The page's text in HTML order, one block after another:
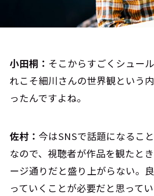
小田桐： そこからすごくシュー
れこそ細川さんの世界観という
ったんですよね。
佐村：今はSNSで話題になるこ
なので、視聴者が作品を観たと
ージ通りだと盛り上がらない。
っていくことが必要だと思って